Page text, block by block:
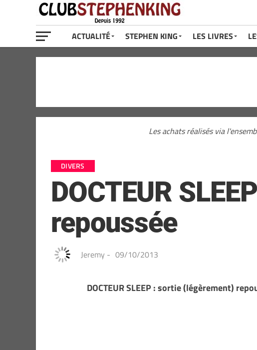
ACTUALITÉ STEPHEN KING LES LIVRES
Les achats réalisés via
DIVERS
DOCTEUR
repoussée
Jeremy - 09/10/2013
DOCTEUR SLEEP : sortie (légèrement)